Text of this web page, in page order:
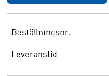
Beställningsnr.
Leveranstid